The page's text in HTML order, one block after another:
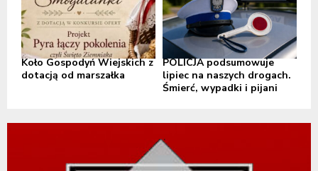
Koło Gospodyń Wiejskich z
dotacją od marszałka
POLICJA podsumowuje
lipiec na naszych drogach.
Śmierć, wypadki i pijani